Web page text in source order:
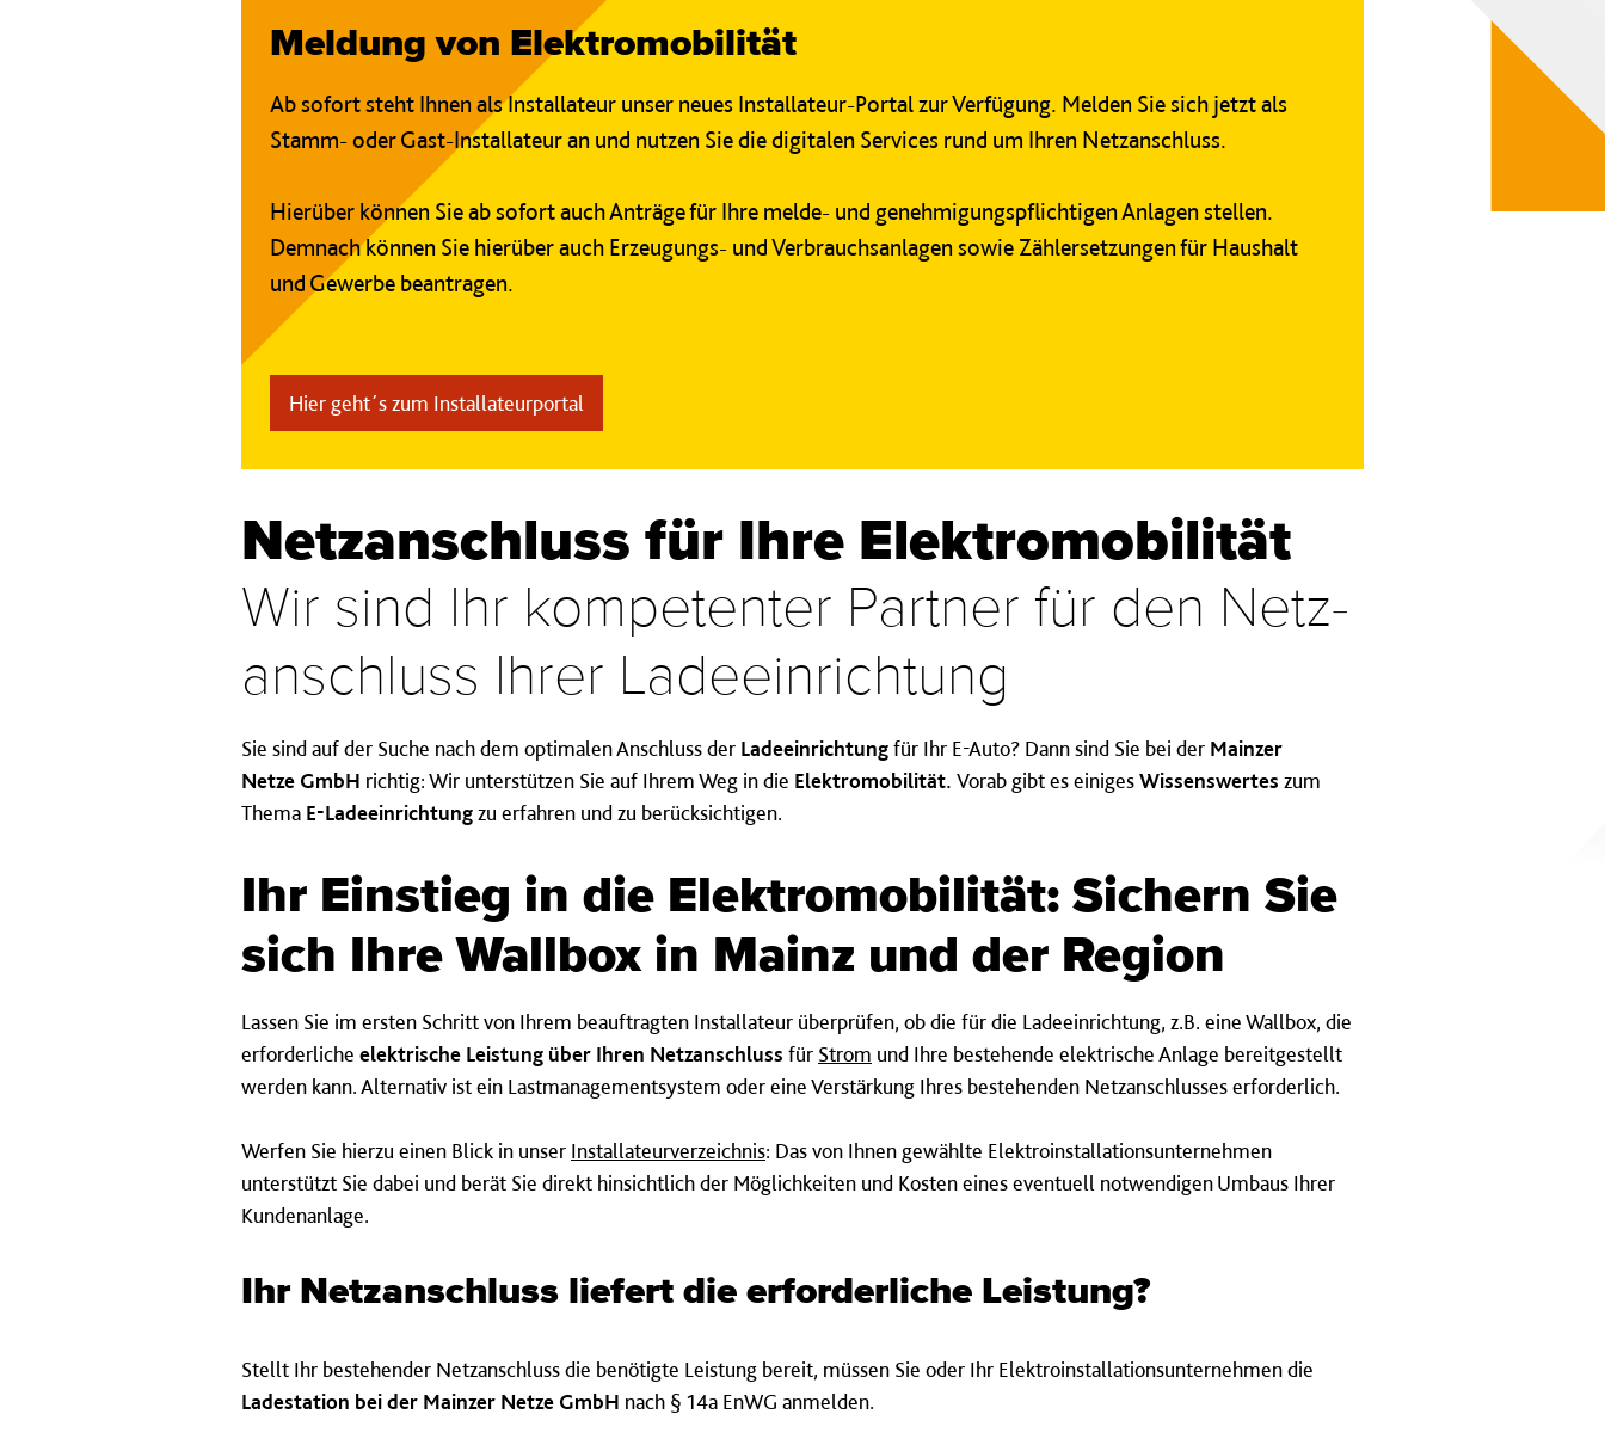
Meldung von Elektromobilität
Ab sofort steht Ihnen als Installateur unser neues Installateur-Portal zur Verfügung. Melden Sie sich jetzt als
Stamm- oder Gast-Installateur an und nutzen Sie die digitalen Services rund um Ihren Netzanschluss.
Hierüber können Sie ab sofort auch Anträge für Ihre melde- und genehmigungspflichtigen Anlagen stellen.
Demnach können Sie hierüber auch Erzeugungs- und Verbrauchsanlagen sowie Zählersetzungen für Haushalt
und Gewerbe beantragen.
Hier geht´s zum Installateurportal
Netz­anschluss für Ihre Elek­tro­mo­bi­li­tät
Wir sind Ihr kompetent­er Partner für den Netz­
an­schluss Ihrer La­de­ein­rich­tung
Sie sind auf der Suche nach dem optimalen Anschluss der Ladeeinrichtungfür Ihr E-Auto? Dann sind Sie bei der Mainzer
Netze GmbH richtig: Wir unterstützen Sie auf Ihrem Weg in die Elektromobilität. Vorab gibt es einigesWissenswertes zum
Thema E-Ladeeinrichtungzu erfahren und zu berücksichtigen.
Ihr Ein­stieg in die Elektro­mobili­tät: Sich­ern Sie
sich Ihre Wall­box in Mainz und der Reg­ion
Lassen Sie im ersten Schritt von Ihrem beauftragten Installateur überprüfen, ob die für die Ladeeinrichtung, z.B. eine Wallbox, die
erforderliche elektrische Leistung über Ihren Netzanschluss für Strom und Ihre bestehende elektrische Anlage bereitgestellt
werden kann. Alternativ ist ein Lastmanagementsystem oder eine Verstärkung Ihres bestehenden Netzanschlusses erforderlich.
Werfen Sie hierzu einen Blick in unser Installateurverzeichnis: Das von Ihnen gewählte Elektroinstallationsunternehmen
unterstützt Sie dabei und berät Sie direkt hinsichtlich der Möglichkeiten und Kosten eines eventuell notwendigen Umbaus Ihrer
Kundenanlage.
Ihr Netz­anschluss liefert die erfor­der­liche Leist­ung?
Stellt Ihr bestehender Netzanschluss die benötigte Leistung bereit, müssen Sie oder Ihr Elektroinstallationsunternehmen die
Ladestation bei der Mainzer Netze GmbH nach § 14a EnWG anmelden.